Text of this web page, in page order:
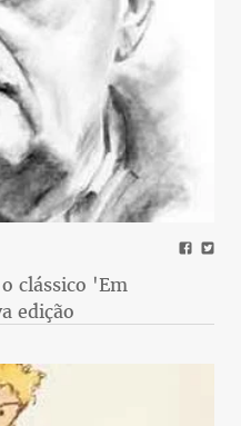
clássico 'Em
edição